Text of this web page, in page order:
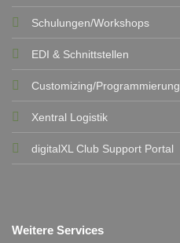
Schulungen/Workshops
EDI & Schnittstellen
Customizing/Programmierung
Xentral Logistik
digitalXL Club Support Portal
Weitere Services